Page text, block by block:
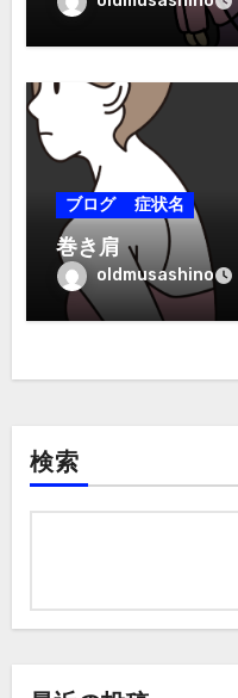
ブログ 症状名
巻き肩
oldmusashino
検索